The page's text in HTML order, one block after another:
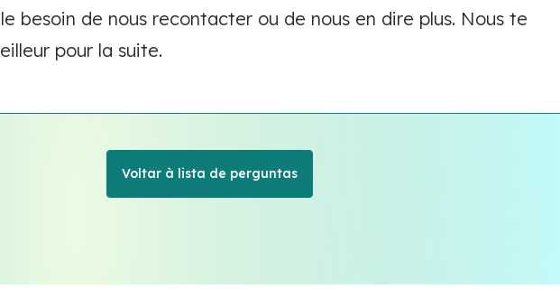
besoin de nous recontacter ou de nous en dire plus. Nous te
pour la suite.
Voltar à lista de perguntas